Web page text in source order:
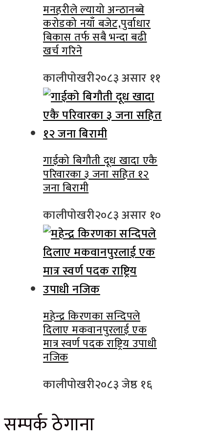
मनहरीले ल्यायो अन्ठानब्बे
करोडको नयाँ बजेट,पुर्वाधार
बिकास तर्फ सबै भन्दा बढी
खर्च गरिने
कालीपोखरी२०८३ असार ११
गाईको बिगौती दूध खादा एकै
परिवारका ३ जना सहित १२
जना बिरामी
कालीपोखरी२०८३ असार १०
महेन्द्र किरणका सन्दिपले
दिलाए मकवानपुरलाई एक
मात्र स्वर्ण पदक राष्ट्रिय उपाधी
नजिक
कालीपोखरी२०८३ जेष्ठ १६
सम्पर्क ठेगाना